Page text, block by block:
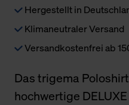
Hergestellt in
Klimaneutraler Versand
Versandkostenfrei ab
Das trigema
hochwertige